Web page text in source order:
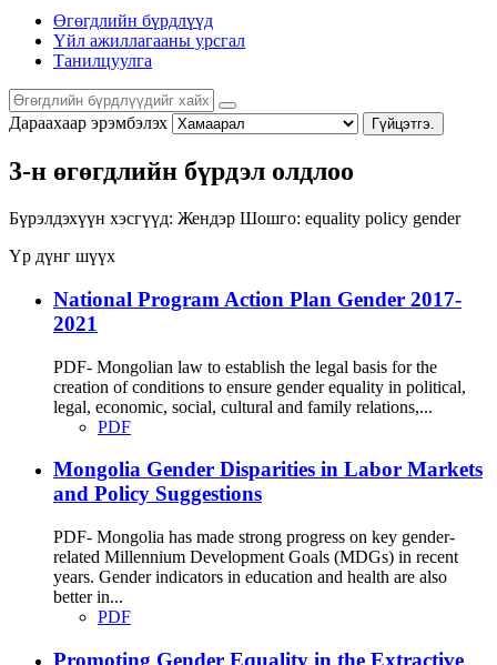
Өгөгдлийн бүрдлүүд
Үйл ажиллагааны урсгал
Танилцуулга
Дараахаар эрэмбэлэх Гүйцэтгэ.
3-н өгөгдлийн бүрдэл олдлоо
Бүрэлдэхүүн хэсгүүд: Жендэр Шошго: equality policy gender
Үр дүнг шүүх
National Program Action Plan Gender 2017-
2021
PDF- Mongolian law to establish the legal basis for the
creation of conditions to ensure gender equality in political,
legal, economic, social, cultural and family relations,...
PDF
Mongolia Gender Disparities in Labor Markets
and Policy Suggestions
PDF- Mongolia has made strong progress on key gender-
related Millennium Development Goals (MDGs) in recent
years. Gender indicators in education and health are also
better in...
PDF
Promoting Gender Equality in the Extractive